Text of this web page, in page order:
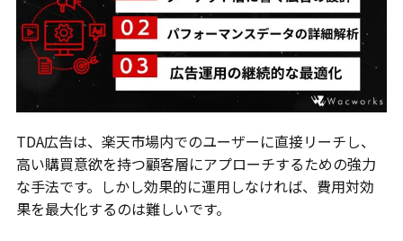
TDA広告は、楽天市場内でのユーザーに直接リーチし、
高い購買意欲を持つ顧客層にアプローチするための強力
な手法です。しかし効果的に運用しなければ、費用対効
果を最大化するのは難しいです。